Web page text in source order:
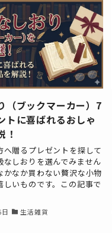
（ブックマーカー）7
トに喜ばれるおしゃ
！
へ贈るプレゼントを探して
なしおりを選んでみません
かなか買わない贅沢な小物
しいものです。この記事で
生活雑貨